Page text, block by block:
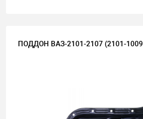
ПОДДОН ВАЗ-2101-2107 (2101-